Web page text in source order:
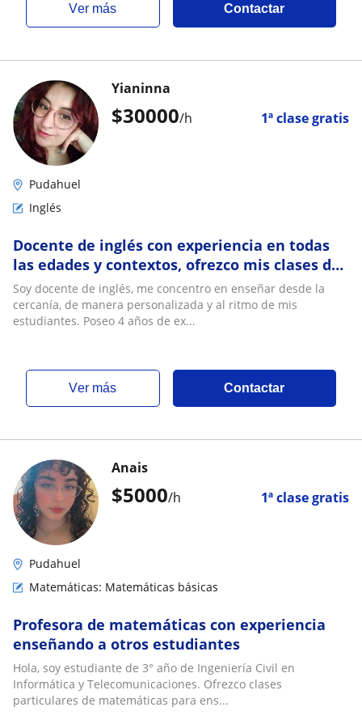
ver más Contactar
$30000/h 1ª clase gratis
Yianinna
Pudahuel
Inglés
Docente de inglés con experiencia en todas
las edades y contextos, ofrezco mis clases de
manera presencial con material de apoyo
Soy docente de inglés, me concentro en enseñar desde la
cercanía, de manera personalizada y al ritmo de mis
estudiantes. Poseo 4 años de ex...
ver más Contactar
$5000/h 1ª clase gratis
Anais
Pudahuel
Matemáticas: Matemáticas básicas
Profesora de matemáticas con experiencia
enseñando a otros estudiantes
Hola, soy estudiante de 3° año de Ingeniería Civil en
Informática y Telecomunicaciones. Ofrezco clases
particulares de matemáticas para ens...